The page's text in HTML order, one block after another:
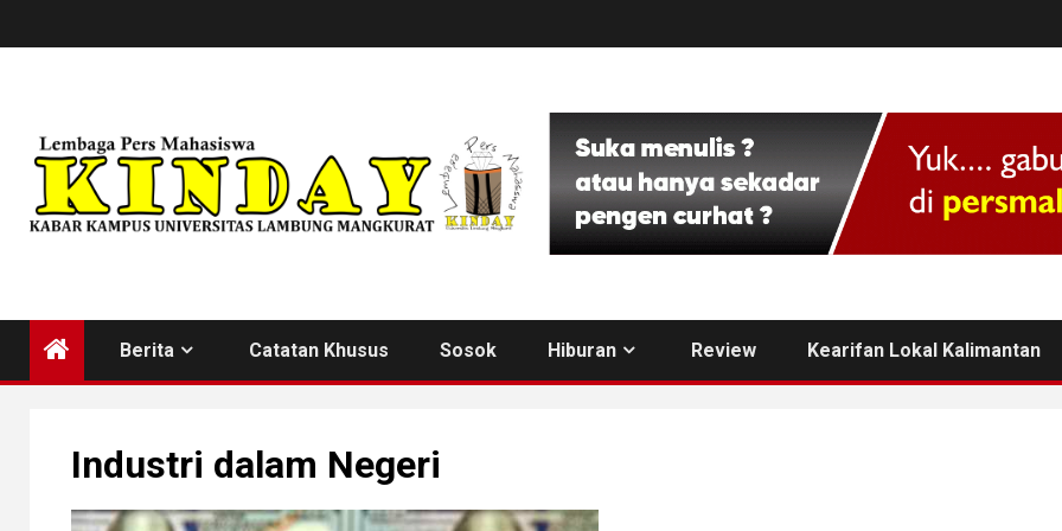
to
Berita Catatan Khusus Sosok Hiburan Review Kearifan Lokal Kalimantan
Industri dalam Negeri